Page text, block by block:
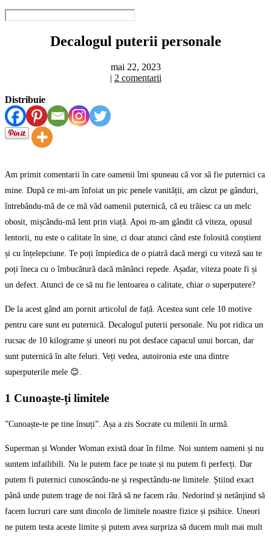
Decalogul puterii personale
mai 22, 2023
| 2 comentarii
Distribuie
Am primit comentarii în care oamenii îmi spuneau că vor să fie puternici ca
mine. După ce mi-am înfoiat un pic penele vanității, am căzut pe gânduri,
întrebându-mă de ce mă văd oamenii puternică, că eu trăiesc ca un melc
obosit, mișcându-mă lent prin viață. Apoi m-am gândit că viteza, opusul
lentorii, nu este o calitate în sine, ci doar atunci când este folosită conștient
și cu înțelepciune. Te poți împiedica de o piatră dacă mergi cu viteză sau te
poți îneca cu o îmbucătură dacă mănânci repede. Așadar, viteza poate fi și
un defect. Atunci de ce să nu fie lentoarea o calitate, chiar o superputere?
De la acest gând am pornit articolul de față. Acestea sunt cele 10 motive
pentru care sunt eu puternică. Decalogul puterii personale. Nu pot ridica un
rucsac de 10 kilograme și uneori nu pot desface capacul unui borcan, dar
sunt puternică în alte feluri. Veți vedea, autoironia este una dintre
superputerile mele 😊.
1 Cunoaște-ți limitele
”Cunoaște-te pe tine însuți”. Așa a zis Socrate cu milenii în urmă.
Superman și Wonder Woman există doar în filme. Noi suntem oameni și nu
suntem infailibili. Nu le putem face pe toate și nu putem fi perfecți. Dar
putem fi puternici cunoscându-ne și respectându-ne limitele. Știind exact
până unde putem trage de noi fără să ne facem rău. Nedorind și netânjind să
facem lucruri care sunt dincolo de limitele noastre fizice și psihice. Uneori
ne putem testa aceste limite și putem avea surpriza să ducem mult mai mult